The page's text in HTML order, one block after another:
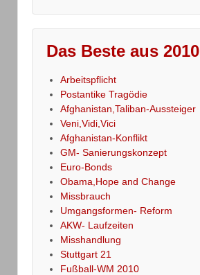
Das Beste aus 2010
Arbeitspflicht
Postantike Tragödie
Afghanistan,Taliban-Aussteiger
Veni,Vidi,Vici
Afghanistan-Konflikt
GM- Sanierungskonzept
Euro-Bonds
Obama,Hope and Change
Missbrauch
Umgangsformen- Reform
AKW- Laufzeiten
Misshandlung
Stuttgart 21
Fußball-WM 2010